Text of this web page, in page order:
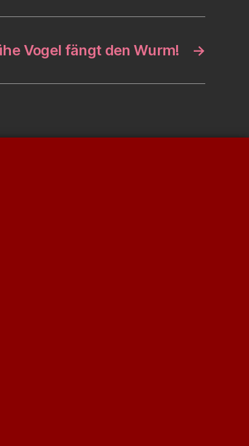
→
Vogel fängt den Wurm!